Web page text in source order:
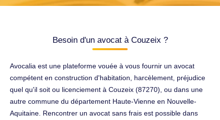
Besoin d'un avocat à Couzeix ?
Avocalia est une plateforme vouée à vous fournir un avocat
compétent en construction d'habitation, harcèlement, préjudice
quel qu'il soit ou licenciement à Couzeix (87270), ou dans une
autre commune du département Haute-Vienne en Nouvelle-
Aquitaine. Rencontrer un avocat sans frais est possible dans